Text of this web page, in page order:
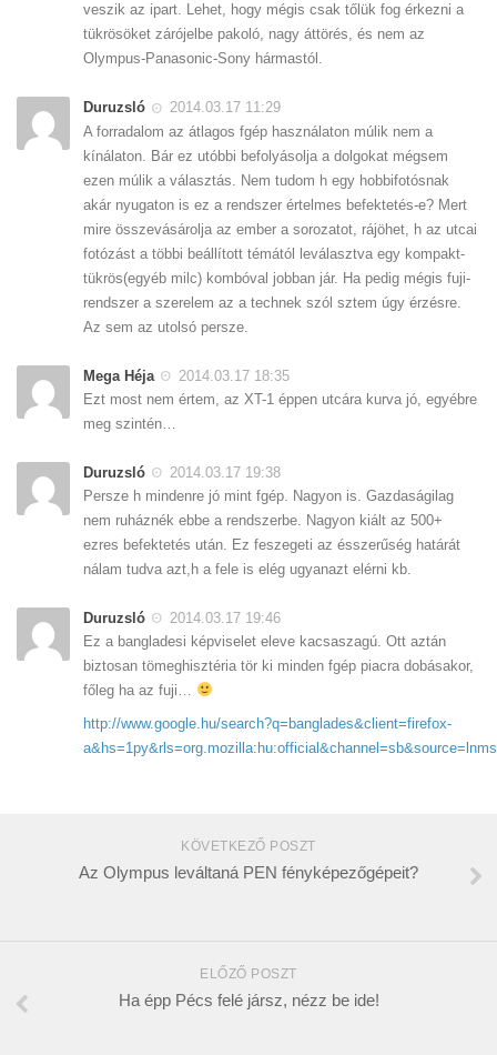
veszik az ipart. Lehet, hogy mégis csak tőlük fog érkezni a
tükrösöket zárójelbe pakoló, nagy áttörés, és nem az
Olympus-Panasonic-Sony hármastól.
Duruzsló
2014.03.17 11:29
A forradalom az átlagos fgép használaton múlik nem a
kínálaton. Bár ez utóbbi befolyásolja a dolgokat mégsem
ezen múlik a választás. Nem tudom h egy hobbifotósnak
akár nyugaton is ez a rendszer értelmes befektetés-e? Mert
mire összevásárolja az ember a sorozatot, rájöhet, h az utcai
fotózást a többi beállított témától leválasztva egy kompakt-
tükrös(egyéb milc) kombóval jobban jár. Ha pedig mégis fuji-
rendszer a szerelem az a technek szól sztem úgy érzésre.
Az sem az utolsó persze.
Mega Héja
2014.03.17 18:35
Ezt most nem értem, az XT-1 éppen utcára kurva jó, egyébre
meg szintén…
Duruzsló
2014.03.17 19:38
Persze h mindenre jó mint fgép. Nagyon is. Gazdaságilag
nem ruháznék ebbe a rendszerbe. Nagyon kiált az 500+
ezres befektetés után. Ez feszegeti az ésszerűség határát
nálam tudva azt,h a fele is elég ugyanazt elérni kb.
Duruzsló
2014.03.17 19:46
Ez a bangladesi képviselet eleve kacsaszagú. Ott aztán
biztosan tömeghisztéria tör ki minden fgép piacra dobásakor,
főleg ha az fuji…
http://www.google.hu/search?q=banglades&client=firefox-
KÖVETKEZŐ POSZT
Az Olympus leváltaná PEN fényképezőgépeit?
ELŐZŐ POSZT
Ha épp Pécs felé jársz, nézz be ide!